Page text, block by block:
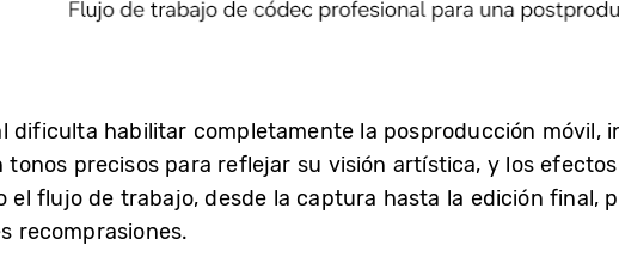
dificulta habilitar completamente la posproducción móvil,
tonos precisos para reflejar su visión artística, y los
el flujo de trabajo, desde la captura hasta la edición final,
recomprasiones.